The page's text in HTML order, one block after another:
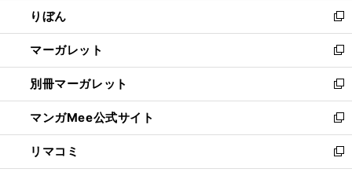
く
で
開
く
ド
ウ
で
開
く
ィ
ン
ド
ウ
で
開
く
りぼん
新
し
い
ウ
ィ
ン
ド
ウ
で
開
マーガレット
新
し
い
ウ
ィ
ン
ド
ウ
別冊マーガレット
新
し
い
ウ
ィ
ン
マンガMee公式サイト
新
し
い
ウ
リマコミ
新
し